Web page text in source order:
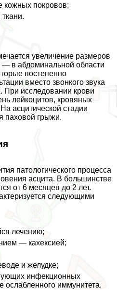
кожных покровов;
увеличение размеров
в абдоминальной области
постепенно
вместо звонкого звука
При исследовании крови
лейкоцитов, кровяных
асцитической стадии
паховой грыжи.
патологического процесса
асцита. В большинстве
от 6 месяцев до 2 лет.
следующими
лечению;
— кахексией;
и желудке;
инфекционных
ослабленного иммунитета.